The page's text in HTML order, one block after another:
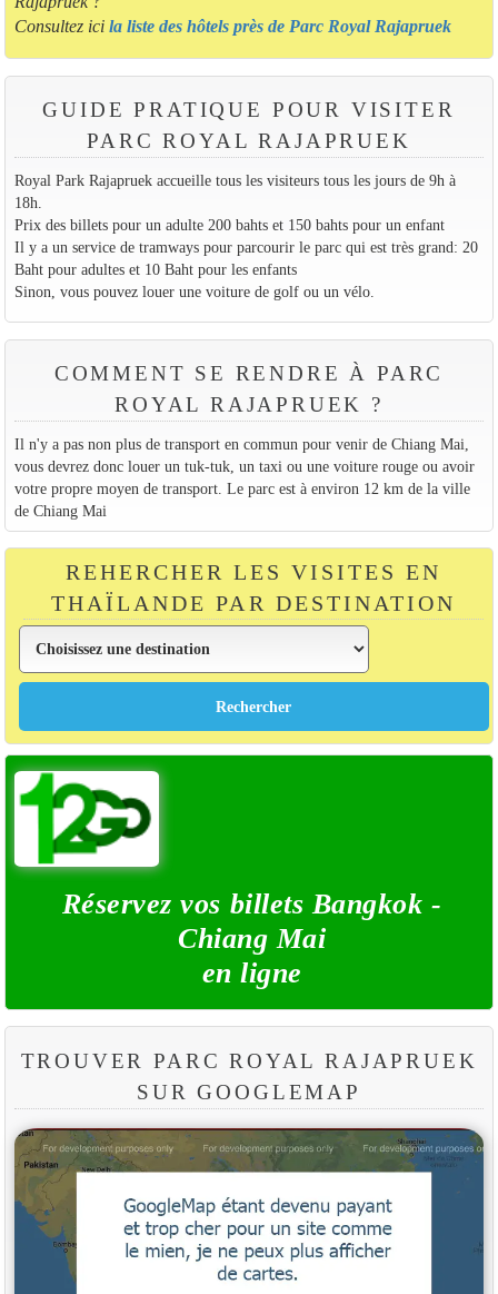
Consultez ici la liste des hôtels près de Parc Royal Rajapruek
GUIDE PRATIQUE POUR VISITER
PARC ROYAL RAJAPRUEK
Royal Park Rajapruek accueille tous les visiteurs tous les jours de 9h à
18h.
Prix des billets pour un adulte 200 bahts et 150 bahts pour un enfant
Il y a un service de tramways pour parcourir le parc qui est très grand: 20
Baht pour adultes et 10 Baht pour les enfants
Sinon, vous pouvez louer une voiture de golf ou un vélo.
COMMENT SE RENDRE À PARC
ROYAL RAJAPRUEK ?
Il n'y a pas non plus de transport en commun pour venir de Chiang Mai,
vous devrez donc louer un tuk-tuk, un taxi ou une voiture rouge ou avoir
votre propre moyen de transport. Le parc est à environ 12 km de la ville
de Chiang Mai
REHERCHER LES VISITES EN
THAÏLANDE PAR DESTINATION
Réservez vos billets Bangkok -
Chiang Mai
en ligne
TROUVER PARC ROYAL RAJAPRUEK
SUR GOOGLEMAP